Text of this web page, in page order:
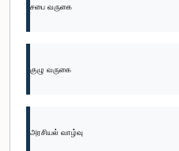
சபை வருகை
குழு வருகை
அரசியல் வாழ்வு